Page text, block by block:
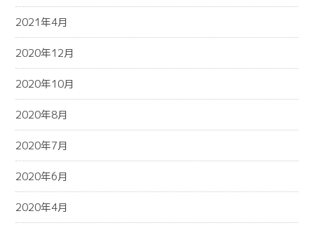
2021年4月
2020年12月
2020年10月
2020年8月
2020年7月
2020年6月
2020年4月